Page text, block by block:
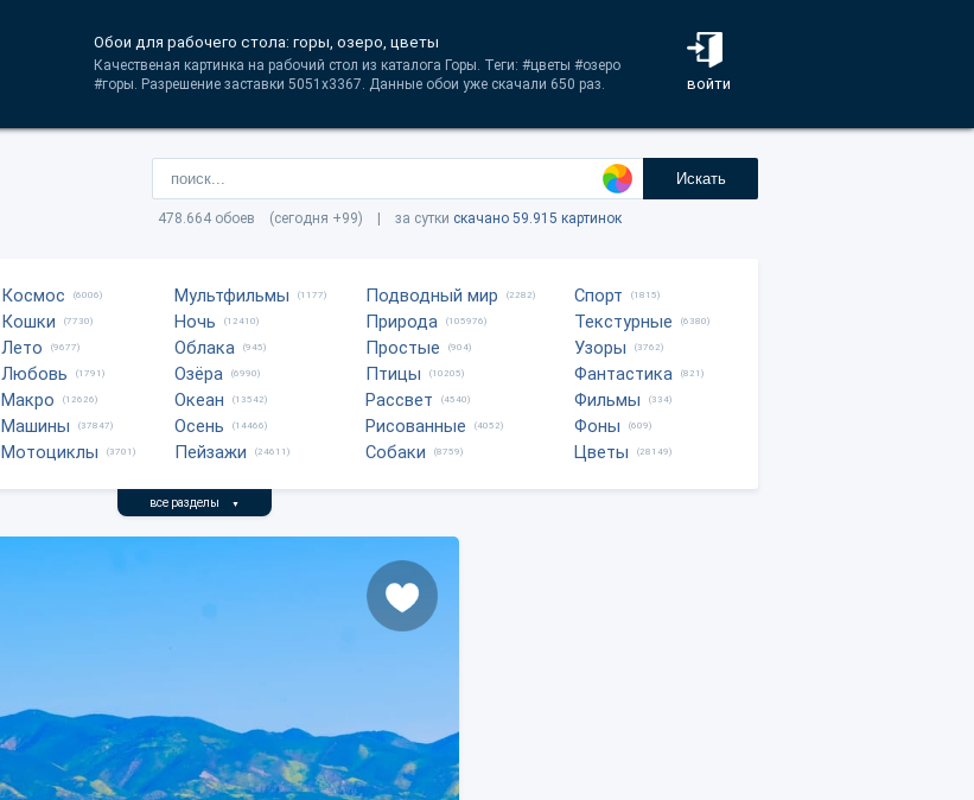
войти
Обои для рабочего стола: горы, озеро, цветы
Качественая картинка на рабочий стол из каталога Горы. Теги: #цветы #озеро
#горы. Разрешение заставки 5051x3367. Данные обои уже скачали 650 раз.
Искать
478.664 обоев (сегодня +99) | за сутки скачано 59.915 картинок
Космос (6006)
Кошки (7730)
Лето (9677)
Любовь (1791)
Макро (12626)
Машины (37847)
Мотоциклы (3701)
Мультфильмы (1177)
Ночь (12410)
Облака (945)
Озёра (6990)
Океан (13542)
Осень (14466)
Пейзажи (24611)
Подводный мир (2282)
Природа (105976)
Простые (904)
Птицы (10205)
Рассвет (4540)
Рисованные (4052)
Собаки (8759)
Спорт (1815)
Текстурные (6380)
Узоры (3762)
Фантастика (821)
Фильмы (334)
Фоны (609)
Цветы (28149)
все разделы ▼